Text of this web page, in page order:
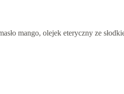
mango, olejek eteryczny ze